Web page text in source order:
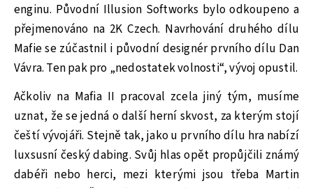
enginu. Původní Illusion Softworks bylo odkoupeno a
přejmenováno na 2K Czech. Navrhování druhého dílu
Mafie se zúčastnil i původní designér prvního dílu Dan
Vávra. Ten pak pro „nedostatek volnosti“, vývoj opustil.
Ačkoliv na Mafia II pracoval zcela jiný tým, musíme
uznat, že se jedná o další herní skvost, za kterým stojí
čeští vývojáři. Stejně tak, jako u prvního dílu hra nabízí
luxsusní český dabing. Svůj hlas opět propůjčili známý
dabéři nebo herci, mezi kterými jsou třeba Martin